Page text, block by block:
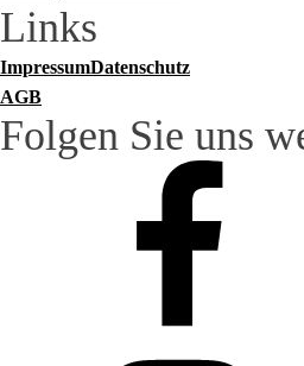
Links
ImpressumDatenschutz
AGB
Folgen Sie uns